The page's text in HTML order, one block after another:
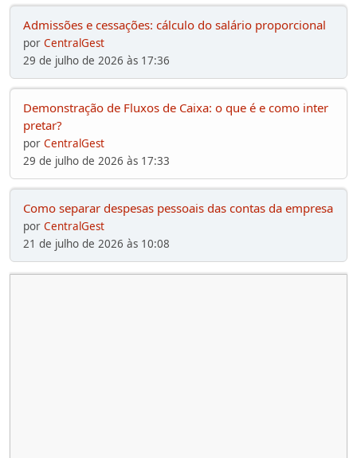
Admissões e cessações: cálculo do salário proporcional
por CentralGest
29 de julho de 2026 às 17:36
Demonstração de Fluxos de Caixa: o que é e como inter
pretar?
por CentralGest
29 de julho de 2026 às 17:33
Como separar despesas pessoais das contas da empresa
por CentralGest
21 de julho de 2026 às 10:08